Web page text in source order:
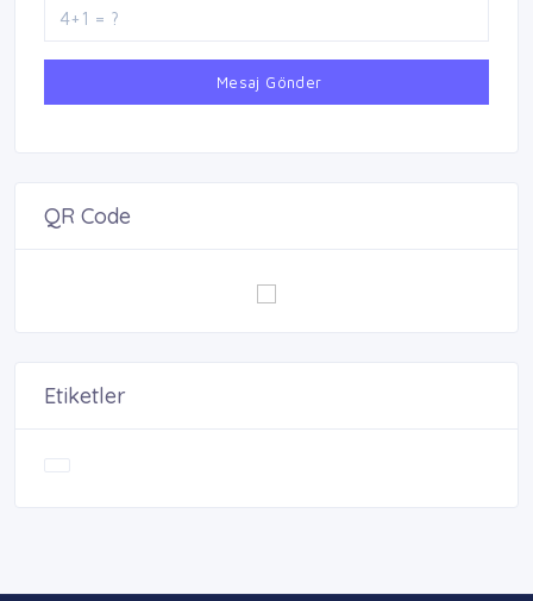
Mesaj Gönder
QR Code
Etiketler